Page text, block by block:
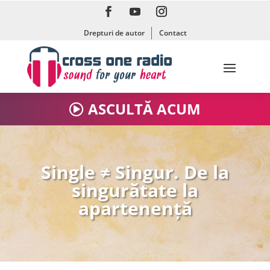
Drepturi de autor Contact
ASCULTĂ ACUM
Single ≠ Singur. De la
singurătate la
apartenențǎ